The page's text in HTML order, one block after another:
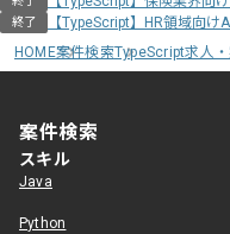
終了
【TypeScript】HR領域向け
HOME案件検索TypeScript求人
案件検索
スキル
Java
Python